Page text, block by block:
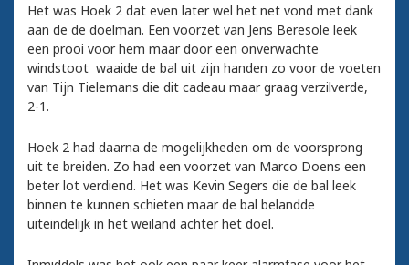
Het was Hoek 2 dat even later wel het net vond met dank
aan de de doelman. Een voorzet van Jens Beresole leek
een prooi voor hem maar door een onverwachte
windstoot waaide de bal uit zijn handen zo voor de voeten
van Tijn Tielemans die dit cadeau maar graag verzilverde,
2-1.
Hoek 2 had daarna de mogelijkheden om de voorsprong
uit te breiden. Zo had een voorzet van Marco Doens een
beter lot verdiend. Het was Kevin Segers die de bal leek
binnen te kunnen schieten maar de bal belandde
uiteindelijk in het weiland achter het doel.